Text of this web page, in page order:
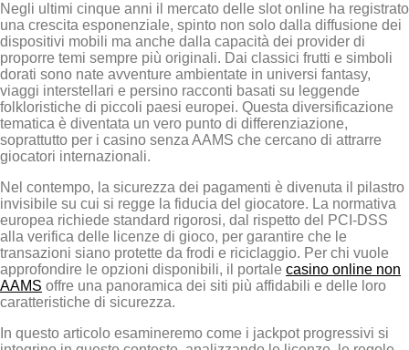
Negli ultimi cinque anni il mercato delle slot online ha registrato
una crescita esponenziale, spinto non solo dalla diffusione dei
dispositivi mobili ma anche dalla capacità dei provider di
proporre temi sempre più originali. Dai classici frutti e simboli
dorati sono nate avventure ambientate in universi fantasy,
viaggi interstellari e persino racconti basati su leggende
folkloristiche di piccoli paesi europei. Questa diversificazione
tematica è diventata un vero punto di differenziazione,
soprattutto per i casino senza AAMS che cercano di attrarre
giocatori internazionali.
Nel contempo, la sicurezza dei pagamenti è divenuta il pilastro
invisibile su cui si regge la fiducia del giocatore. La normativa
europea richiede standard rigorosi, dal rispetto del PCI‑DSS
alla verifica delle licenze di gioco, per garantire che le
transazioni siano protette da frodi e riciclaggio. Per chi vuole
approfondire le opzioni disponibili, il portale casino online non
AAMS offre una panoramica dei siti più affidabili e delle loro
caratteristiche di sicurezza.
In questo articolo esamineremo come i jackpot progressivi si